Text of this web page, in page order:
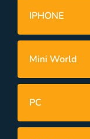
IPHONE
Mini World
PC